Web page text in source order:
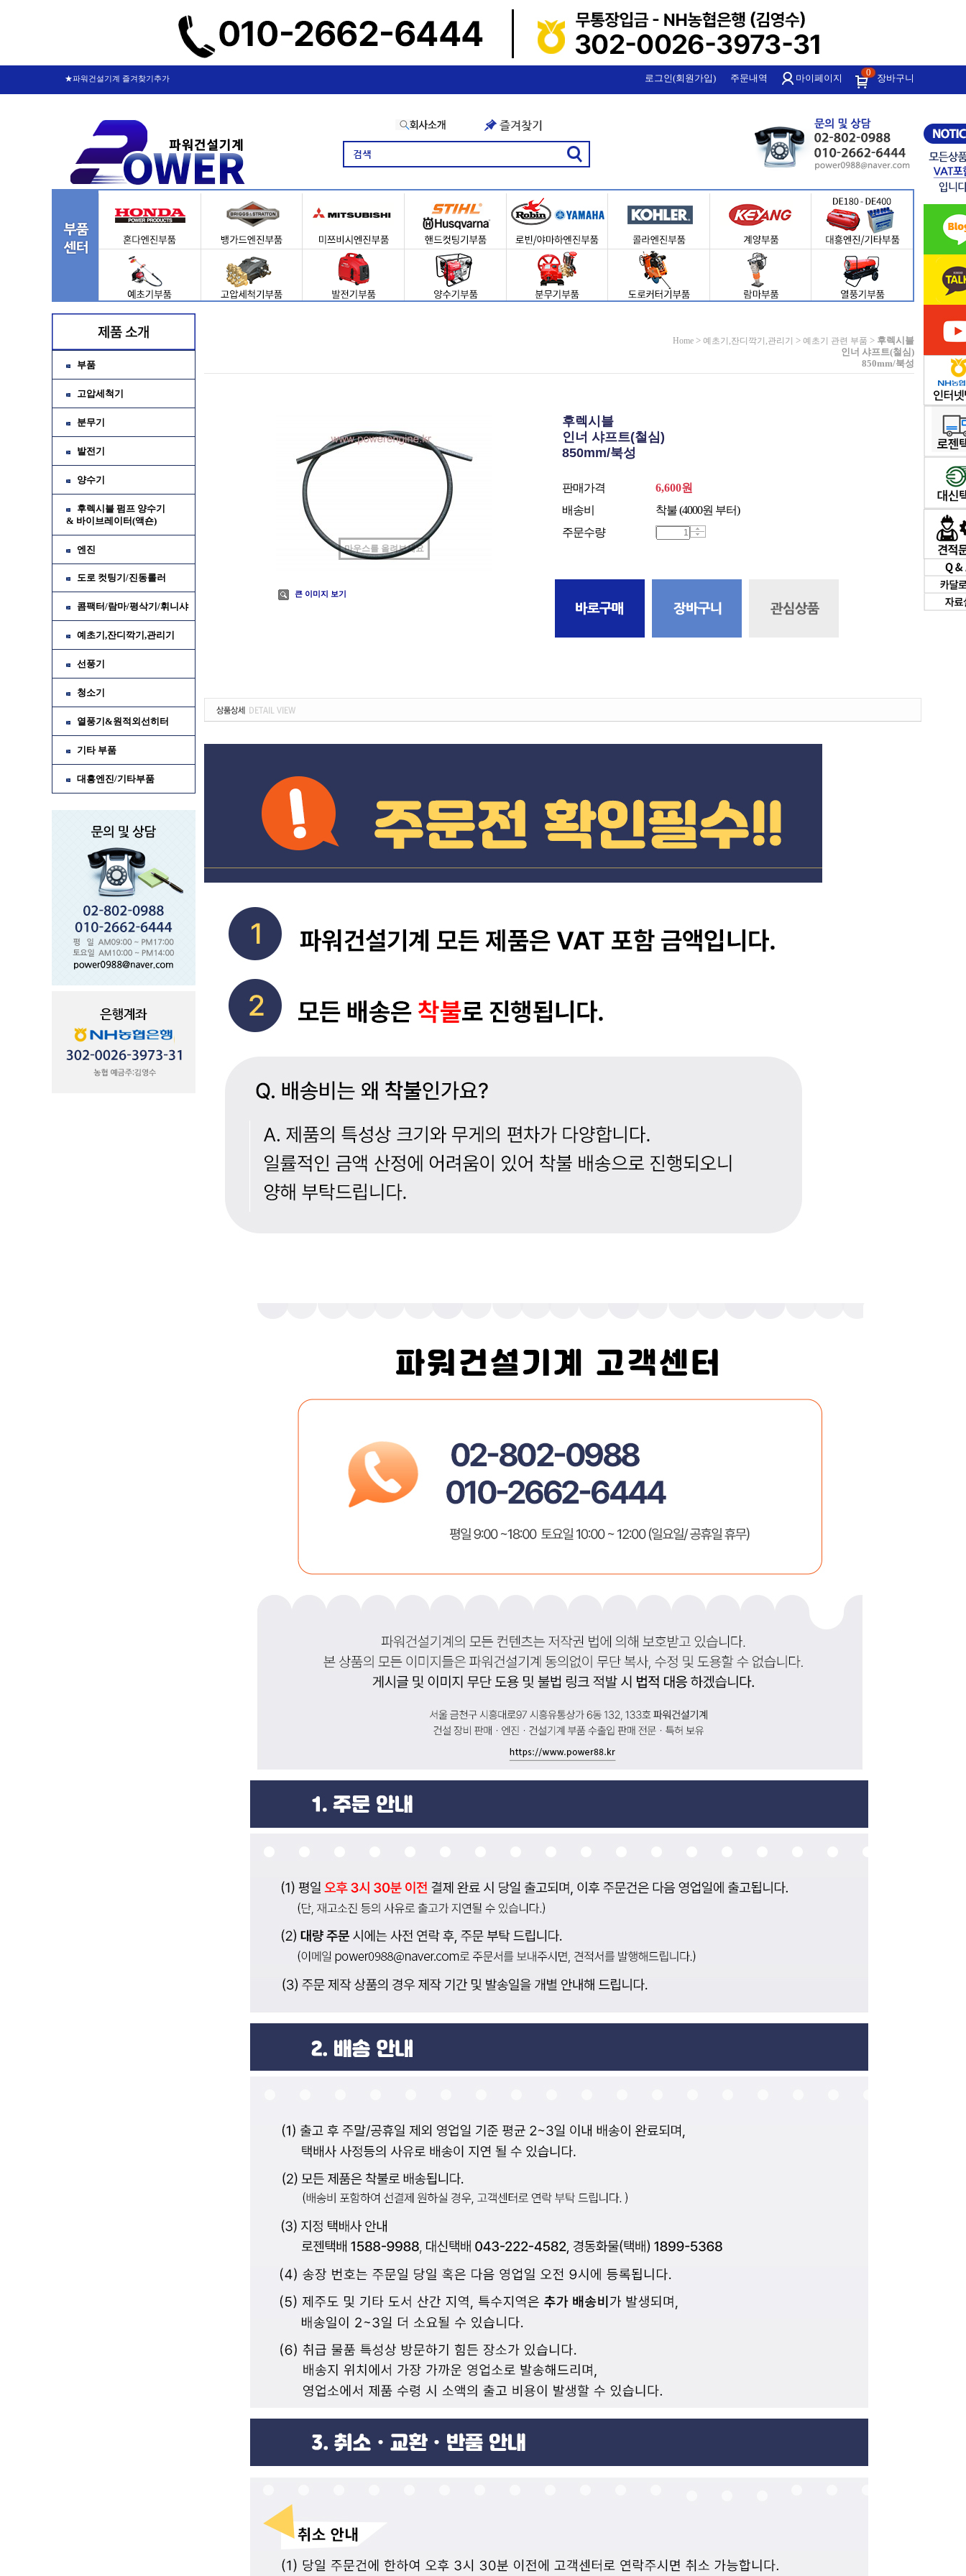
★파워건설기계 즐겨찾기추가 로그인(회원가입) 주문내역 마이페이지 장바구니
0
부품
고압세척기
분무기
발전기
양수기
후렉시블 펌프 양수기
& 바이브레이터(액숀)
엔진
도로 컷팅기/진동롤러
콤팩터/람마/평삭기/휘니샤
예초기,잔디깍기,관리기
선풍기
청소기
열풍기&원적외선히터
기타 부품
대흥엔진/기타부품
Home > 예초기,잔디깍기,관리기 > 예초기 관련 부품 > 후렉시블
인너 샤프트(철심)
850mm/북성
마우스를 올려보세요
큰 이미지 보기
후렉시블
인너 샤프트(철심)
850mm/북성
판매가격 6,600원
배송비
착불 (4000원 부터)
주문수량